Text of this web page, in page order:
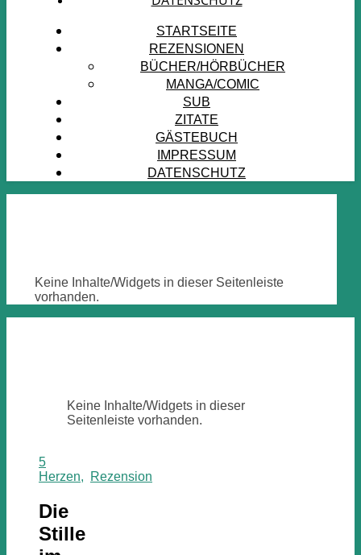
STARTSEITE
REZENSIONEN
BÜCHER/HÖRBÜCHER
MANGA/COMIC
SUB
ZITATE
GÄSTEBUCH
IMPRESSUM
DATENSCHUTZ
Keine Inhalte/Widgets in dieser Seitenleiste
vorhanden.
Keine Inhalte/Widgets in dieser
Seitenleiste vorhanden.
5
Herzen, Rezension
Die
Stille